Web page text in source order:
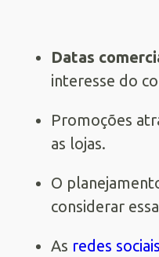
Datas
interesse do
Promoções
as lojas.
O
considerar
As redes sociais